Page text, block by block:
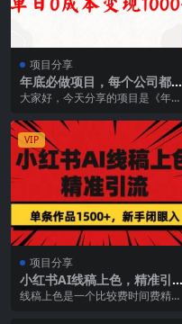
项目分享
年底必做项目，每个公司都需
要，今年别再错过了，0成本
大家好，今天分享的项目是《年底
别再错过了，0成本变...
VIP
项目分享
小红书AI线稿上色，精准引
流，单条作品变现1500 ，新
线稿上色是一个比较费时间费精力